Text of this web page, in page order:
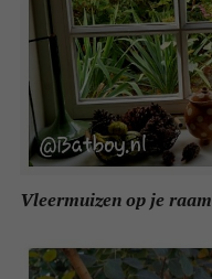
Vleermuizen op je